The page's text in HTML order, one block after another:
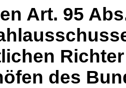
Art. 95
des